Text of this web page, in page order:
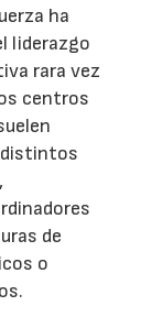
ha
liderazgo
rara vez
centros
distintos
de
o